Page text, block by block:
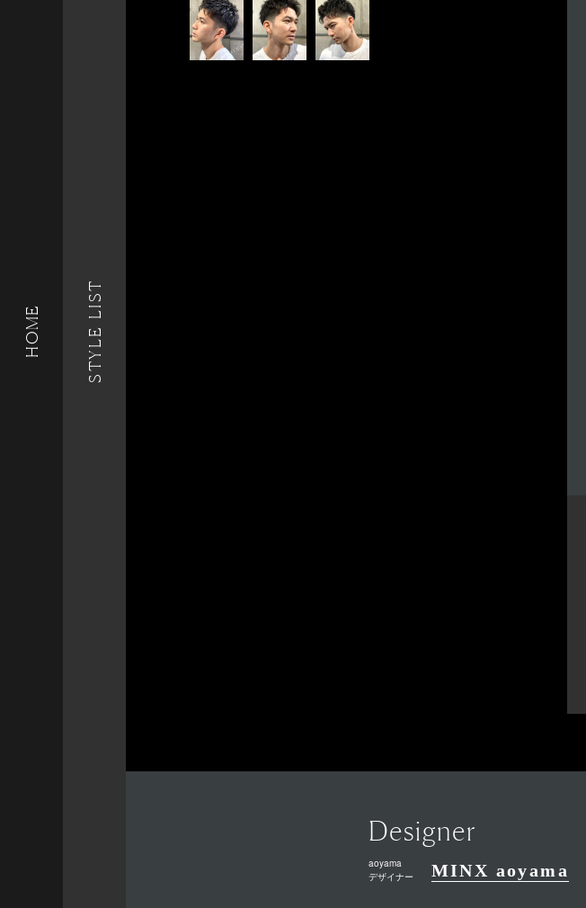
HOME STYLE LIST
Designer
aoyama
デザイナー
MINX aoyama